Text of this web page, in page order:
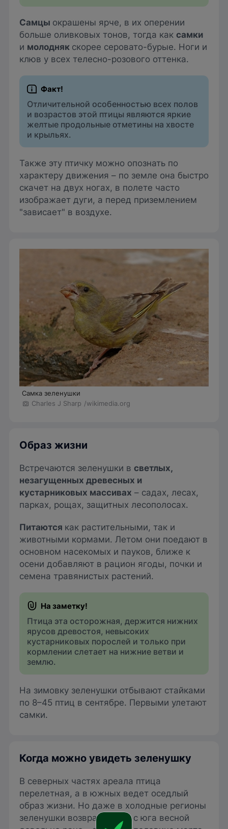
Самцы окрашены ярче, в их оперении
больше оливковых тонов, тогда как самки
и молодняк скорее серовато-бурые. Ноги и
клюв у всех телесно-розового оттенка.
Отличительной особенностью всех полов
и возрастов этой птицы являются яркие
желтые продольные отметины на хвосте
и крыльях.
Также эту птичку можно опознать по
характеру движения – по земле она быстро
скачет на двух ногах, в полете часто
изображает дуги, а перед приземлением
"зависает" в воздухе.
Самка зеленушки
Charles J Sharp /wikimedia.org
Образ жизни
Встречаются зеленушки в светлых,
незагущенных древесных и
кустарниковых массивах – садах, лесах,
парках, рощах, защитных лесополосах.
Питаются как растительными, так и
животными кормами. Летом они поедают в
основном насекомых и пауков, ближе к
осени добавляют в рацион ягоды, почки и
семена травянистых растений.
Птица эта осторожная, держится нижних
ярусов древостоя, невысоких
кустарниковых порослей и только при
кормлении слетает на нижние ветви и
землю.
На зимовку зеленушки отбывают стайками
по 8–45 птиц в сентябре. Первыми улетают
самки.
Когда можно увидеть зеленушку
В северных частях ареала птица
перелетная, а в южных ведет оседлый
образ жизни. Но даже в холодные регионы
зеленушки возвращаются с юга весной